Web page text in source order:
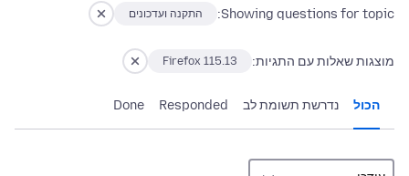
Showing questions for topic: התקנה ועדכונים
מוצגות שאלות עם התגיות: Firefox 115.13
הכול נדרשת תשומת לב Responded
Done